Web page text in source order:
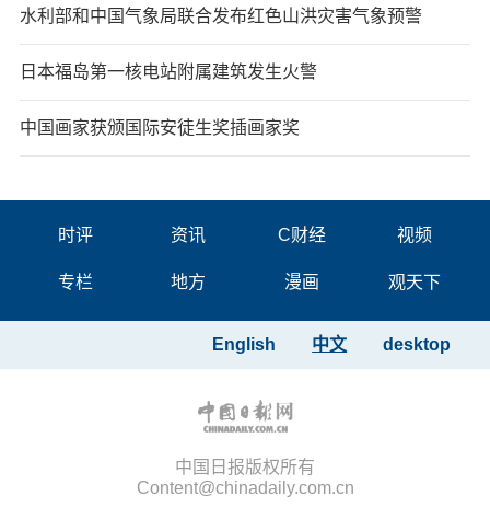
水利部和中国气象局联合发布红色山洪灾害气象预警
日本福岛第一核电站附属建筑发生火警
中国画家获颁国际安徒生奖插画家奖
时评 资讯 C财经 视频
专栏 地方 漫画 观天下
desktop
中文
English
中国日报版权所有
Content@chinadaily.com.cn